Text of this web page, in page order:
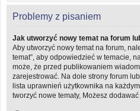
Problemy z pisaniem
Jak utworzyć nowy temat na forum
Aby utworzyć nowy temat na forum,
temat”, aby odpowiedzieć w temacie,
może, że przed publikowaniem
zarejestrować. Na dole strony forum
lista uprawnień użytkownika na
tworzyć nowe tematy, Możesz dodawać